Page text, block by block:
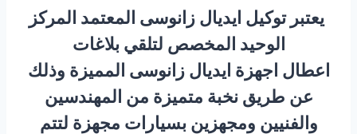
يعتبر توكيل ايديال زانوسى المعتمد المركز
الوحيد المخصص لتلقي بلاغات
اعطال اجهزة ايديال زانوسى المميزة وذلك
عن طريق نخبة متميزة من المهندسين
والفنيين ومجهزين بسيارات مجهزة لتتم